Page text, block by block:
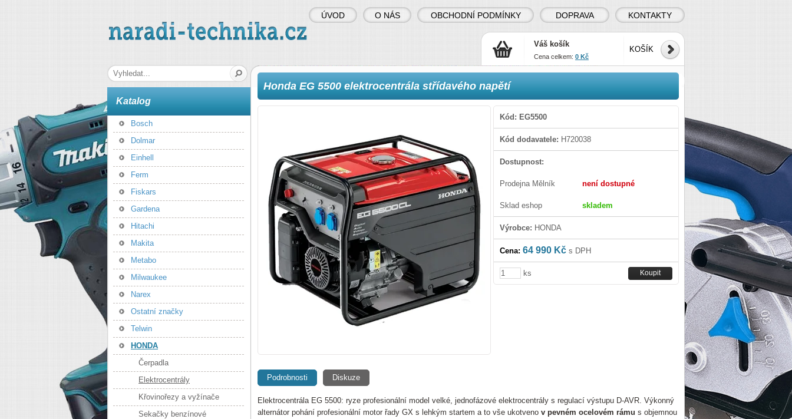
naradi-technika.cz
Honda EG 5500 elektrocentrála střídavého napětí
Kód: EG5500
Kód dodavatele: H720038
Dostupnost:
Prodejna Mělník není dostupné
Sklad eshop skladem
Výrobce: HONDA
Cena: 64 990 Kč s DPH
ks
Podrobnosti Diskuze
Elektrocentrála EG 5500: ryze profesionální model velké, jednofázové elektrocentrály s regulací výstupu D-AVR. Výkonný
alternátor pohání profesionální motor řady GX s lehkým startem a to vše ukotveno v pevném ocelovém rámu s objemnou
Katalog
Bosch
Dolmar
Einhell
Ferm
Fiskars
Gardena
Hitachi
Makita
Metabo
Milwaukee
Narex
Ostatní značky
Telwin
HONDA
Čerpadla
Elektrocentrály
Křovinořezy a vyžínače
Sekačky benzínové
ÚVOD O NÁS OBCHODNÍ PODMÍNKY DOPRAVA KONTAKTY
Hledaná fráze
KOŠÍK
Váš košík
Cena celkem: 0 Kč